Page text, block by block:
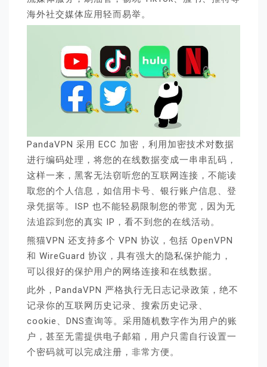
海外社交媒体应用轻而易举。
PandaVPN 采用 ECC 加密，利用加密技术对数据
进行编码处理，将您的在线数据变成一串串乱码，
这样一来，黑客无法窃听您的互联网连接，不能读
取您的个人信息，如信用卡号、银行账户信息、登
录凭据等。ISP 也不能轻易限制您的带宽，因为无
法追踪到您的真实 IP，看不到您的在线活动。
熊猫VPN 还支持多个 VPN 协议，包括 OpenVPN
和 WireGuard 协议，具有强大的隐私保护能力，
可以很好的保护用户的网络连接和在线数据。
此外，PandaVPN 严格执行无日志记录政策，绝不
记录你的互联网历史记录、搜索历史记录、
cookie、DNS查询等。采用随机数字作为用户的账
户，甚至无需提供电子邮箱，用户只需自行设置一
个密码就可以完成注册，非常方便。